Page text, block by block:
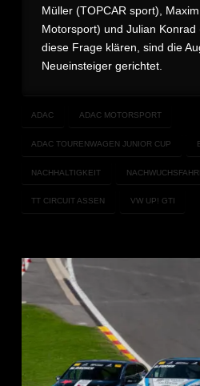
Müller (TOPCAR sport),
Motorsport) und Julian
diese Frage klären, sind die
Neueinsteiger gerichtet.
ADAC ADAC MOTORSPORT
ADAC TOURENWAGEN JUNIOR CUP
NACHHALTIGKEIT
TT CIRCUIT ASSEN VW UP! GTI